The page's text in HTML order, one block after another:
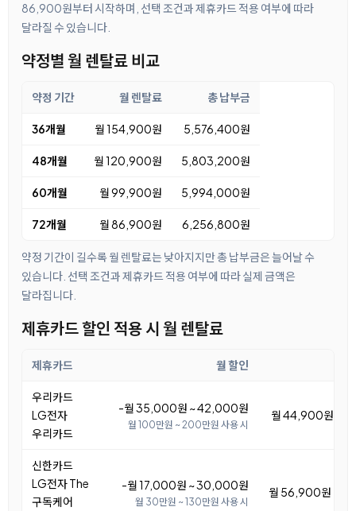
86,900원부터 시작하며, 선택 조건과 제휴카드 적용 여부에 따라
달라질 수 있습니다.
약정별 월 렌탈료 비교
약정 기간 월 렌탈료 총 납부금
36개월 월 154,900원 5,576,400원
48개월 월 120,900원 5,803,200원
60개월 월 99,900원 5,994,000원
72개월 월 86,900원 6,256,800원
약정 기간이 길수록 월 렌탈료는 낮아지지만 총 납부금은 늘어날 수
있습니다. 선택 조건과 제휴카드 적용 여부에 따라 실제 금액은
달라집니다.
제휴카드 할인 적용 시 월 렌탈료
제휴카드 월 할인
우리카드
LG전자
우리카드
-월 35,000원 ~ 42,000원
월 100만원 ~ 200만원 사용 시
월 44,900원 ~
신한카드
LG전자 The
구독케어
-월 17,000원 ~ 30,000원
월 30만원 ~ 130만원 사용 시
월 56,900원 ~